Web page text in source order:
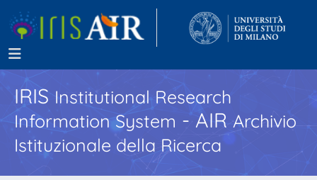
IRISInstitutional Research
Information System - AIR Archivio
Istituzionale della Ricerca